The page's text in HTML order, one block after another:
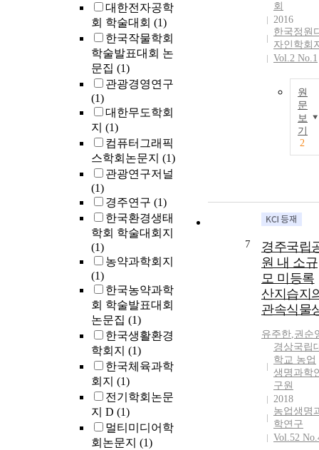
대한전자공학
회 학술대회 (1)
한국작물학회
학술발표대회 논
문집 (1)
관광경영연구
(1)
대한무도학회
지 (1)
컴퓨터그래픽
스학회논문지 (1)
관광연구저널
(1)
경주연구 (1)
한국환경생태
학회 학술대회지
(1)
농약과학회지
(1)
한국농약과학
회 학술발표대회
논문집 (1)
한국생활환경
학회지 (1)
한국체육과학
회지 (1)
전기학회논문
지 D (1)
멀티미디어학
회논문지 (1)
회
2016
한국정원
자인학회
Vol.2 No.1
원
문
보
기
2
7
경주국립
원 내 소규
모 미등록
산지습지
관속식물
유주한,권순
경상국립
학교 농업
생명과학
구원
2018
농업생명
학연구
Vol.52